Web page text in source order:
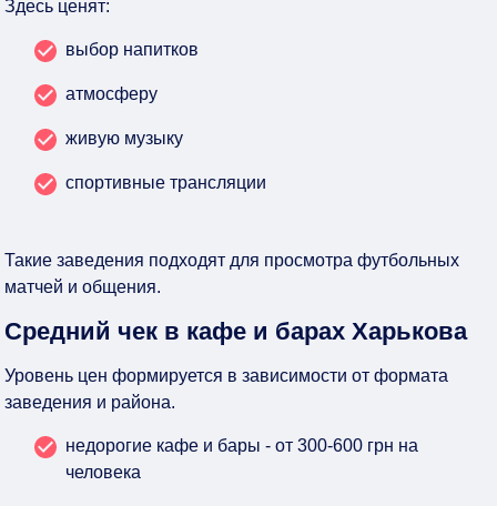
Здесь ценят:
выбор напитков
атмосферу
живую музыку
спортивные трансляции
Такие заведения подходят для просмотра футбольных
матчей и общения.
Средний чек в кафе и барах Харькова
Уровень цен формируется в зависимости от формата
заведения и района.
недорогие кафе и бары - от 300-600 грн на
человека